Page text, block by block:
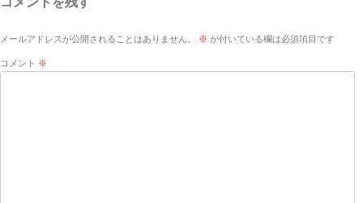
ー
ン
メールアドレスが公開されることはありません。 ※ が付いている欄は必須項目です
コメント ※